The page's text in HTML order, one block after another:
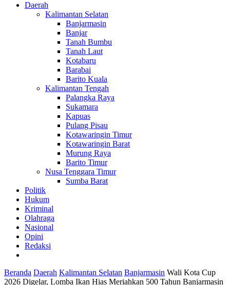
Daerah
Kalimantan Selatan
Banjarmasin
Banjar
Tanah Bumbu
Tanah Laut
Kotabaru
Barabai
Barito Kuala
Kalimantan Tengah
Palangka Raya
Sukamara
Kapuas
Pulang Pisau
Kotawaringin Timur
Kotawaringin Barat
Murung Raya
Barito Timur
Nusa Tenggara Timur
Sumba Barat
Politik
Hukum
Kriminal
Olahraga
Nasional
Opini
Redaksi
Beranda Daerah Kalimantan Selatan Banjarmasin Wali Kota Cup
2026 Digelar, Lomba Ikan Hias Meriahkan 500 Tahun Banjarmasin